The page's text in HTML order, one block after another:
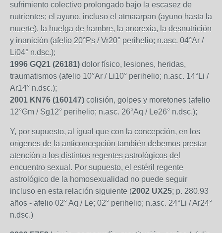
sufrimiento colectivo prolongado bajo la escasez de
nutrientes; el ayuno, incluso el atmaarpan (ayuno hasta la
muerte), la huelga de hambre, la anorexia, la desnutrición
y inanición (afelio 20°Ps / Vr20° perihelio; n.asc. 04°Ar /
Li04° n.dsc.);
1996 GQ21 (26181) dolor físico, lesiones, heridas,
traumatismos (afelio 10°Ar / Li10° perihelio; n.asc. 14°Li /
Ar14° n.dsc.);
2001 KN76 (160147) colisión, golpes y moretones (afelio
12°Gm / Sg12° perihelio; n.asc. 26°Aq / Le26° n.dsc.);
Y, por supuesto, al igual que con la concepción, en los
orígenes de la anticoncepción también debemos prestar
atención a los distintos regentes astrológicos del
encuentro sexual. Por supuesto, el estéril regente
astrológico de la homosexualidad no puede seguir
incluso en esta relación siguiente (2002 UX25; p. 280.93
años - afelio 02° Aq / Le; 02° perihelio; n.asc. 24°Li / Ar24°
n.dsc.)